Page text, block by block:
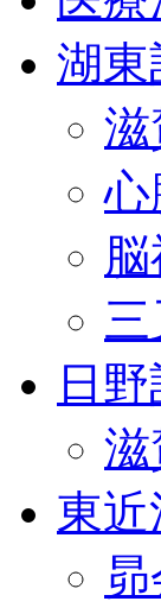
湖東
心
日
滋
東